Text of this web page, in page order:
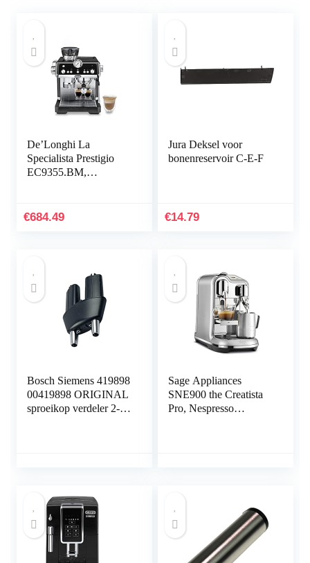
De’Longhi La
Specialista Prestigio
EC9355.BM,
Latte Art Stoompijpje,
€684.49
Jura Deksel voor
bonenreservoir C-E-F
€14.79
Bosch Siemens 419898
00419898 ORIGINAL
sproeikop verdeler 2-
Gag. Precies Neff
Thermador
Sage Appliances
SNE900 the Creatista
Pro, Nespresso